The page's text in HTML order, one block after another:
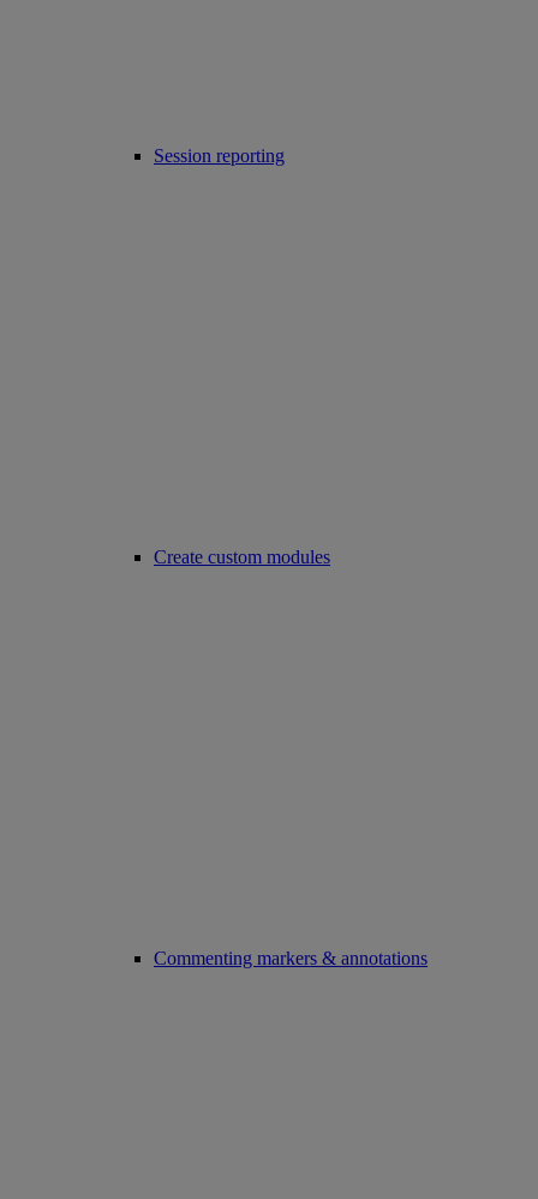
Session reporting
Create custom modules
Commenting markers & annotations